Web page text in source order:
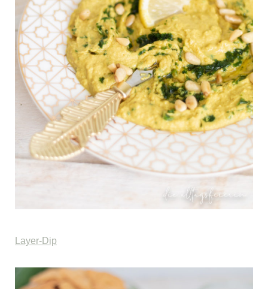
Layer-Dip